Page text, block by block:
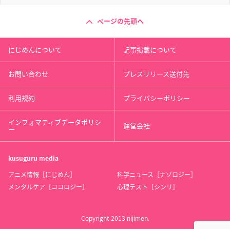
ページの先頭へ
にじめんについて 記事掲載について
お問い合わせ プレスリリース送付先
利用規約 プライバシーポリシー
インフォマティブデータポリシ
ー 運営会社
kusuguru media
アニメ情報［にじめん］
科学ニュース［ナゾロジー］
メンタルケア［ココロジー］
心理テスト［シンリ］
Copyright 2013 nijimen.